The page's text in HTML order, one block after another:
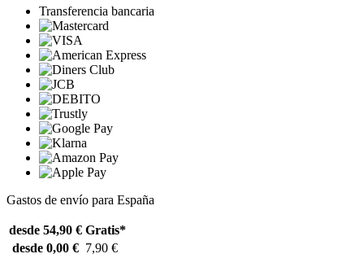
Transferencia bancaria
Gastos de envío para España
desde 54,90 € Gratis*
desde 0,00 € 7,90 €